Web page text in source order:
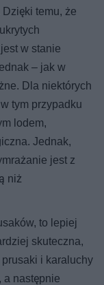
temu, że
w stanie
– jak w
Dla niektórych
tym przypadku
lodem,
Jednak,
jest z
niż
to lepiej
skuteczna,
i karaluchy
a następnie